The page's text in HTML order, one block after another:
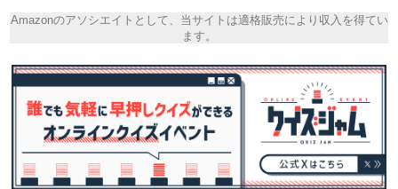
Amazonのアソシエイトとして、当サイトは適格販売により収入を得てい
ます。